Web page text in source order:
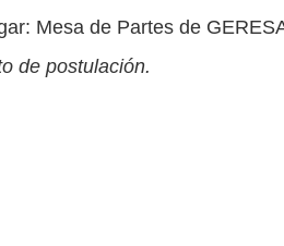
Mesa de Partes de
de postulación.